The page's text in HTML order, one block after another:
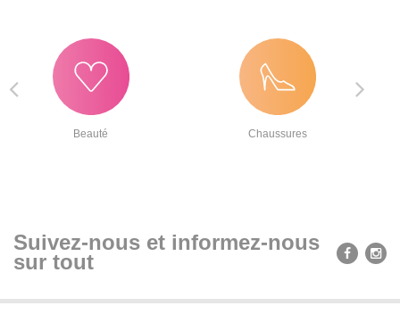
Beauté Chaussures
Suivez-nous et informez-nous
sur tout